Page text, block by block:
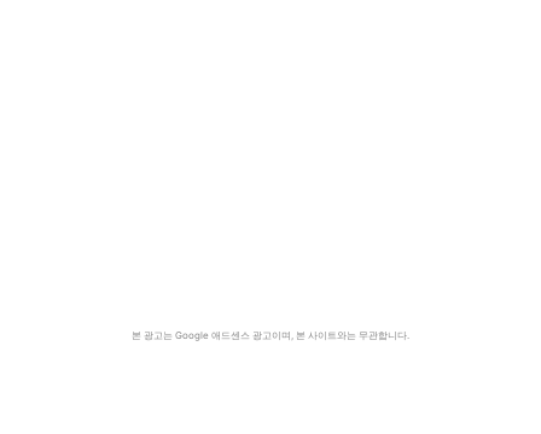
본 광고는 Google 애드센스 광고이며, 본 사이트와는 무관합니다.